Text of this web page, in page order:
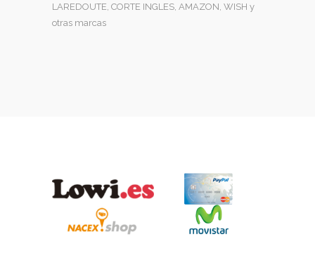
LAREDOUTE, CORTE INGLES, AMAZON, WISH y
otras marcas